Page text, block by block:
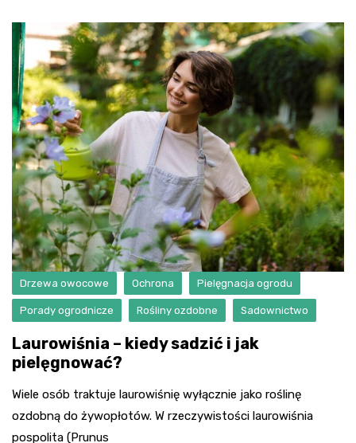
Drzewa owocowe Ochrona Pielęgnacja ogrodu
Porady ogrodnicze Rośliny ozdobne Sadownictwo
Laurowiśnia – kiedy sadzić i jak
pielęgnować?
Wiele osób traktuje laurowiśnię wyłącznie jako roślinę
ozdobną do żywopłotów. W rzeczywistości laurowiśnia
pospolita (Prunus